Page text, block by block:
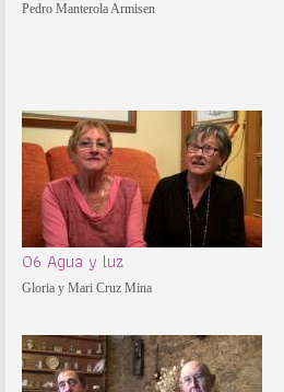
Pedro Manterola Armisen
06 Agua y luz
Gloria y Mari Cruz Mina